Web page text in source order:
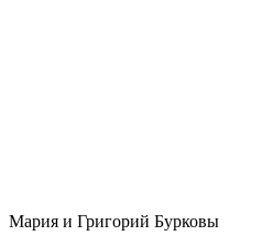
Мария и Григорий Бурковы